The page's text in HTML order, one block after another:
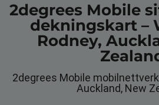
2degrees Mobile
dekningskart –
Rodney,
2degrees Mobile
Auckland, New